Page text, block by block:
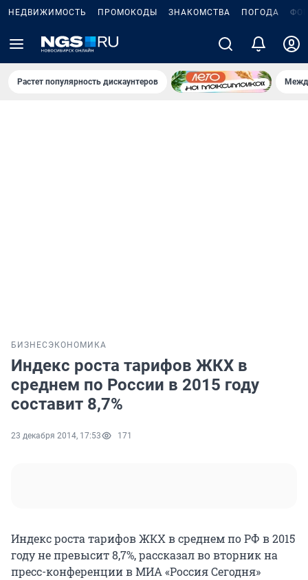
НЕДВИЖИМОСТЬ ПРОМОКОДЫ ЗНАКОМСТВА ПОГОДА
Растет популярность дискаунтеров
БИЗНЕС ЭКОНОМИКА
Индекс роста тарифов ЖКХ в
среднем по России в 2015 году
составит 8,7%
23 декабря 2014, 17:53 171
Индекс роста тарифов ЖКХ в среднем по РФ в 2015
году не превысит 8,7%, рассказал во вторник на
пресс-конференции в МИА «Россия Сегодня»